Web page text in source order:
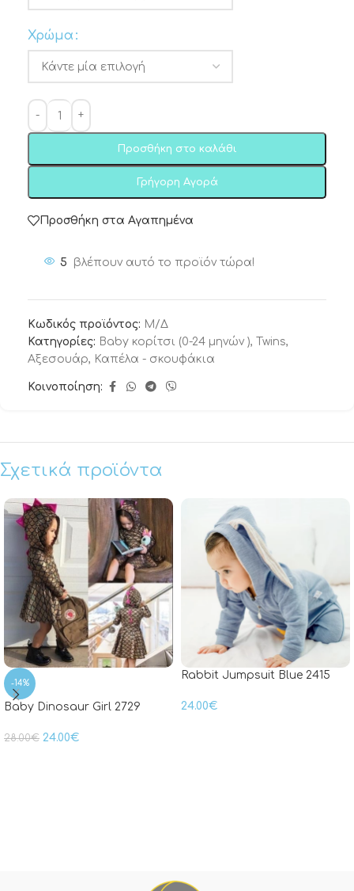
Χρώμα
Προσθήκη στο καλάθι
Γρήγορη Αγορά
Προσθήκη στα Αγαπημένα
5 βλέπουν αυτό το προϊόν τώρα!
Κωδικός προϊόντος: Μ/Δ
Κατηγορίες: Baby κορίτσι (0-24 μηνών ), Twins,
Αξεσουάρ, Καπέλα - σκουφάκια
Κοινοποίηση:
Σχετικά προϊόντα
-14%
Baby Dinosaur Girl 2729
28.00€ 24.00€
Rabbit Jumpsuit Blue 2415
24.00€